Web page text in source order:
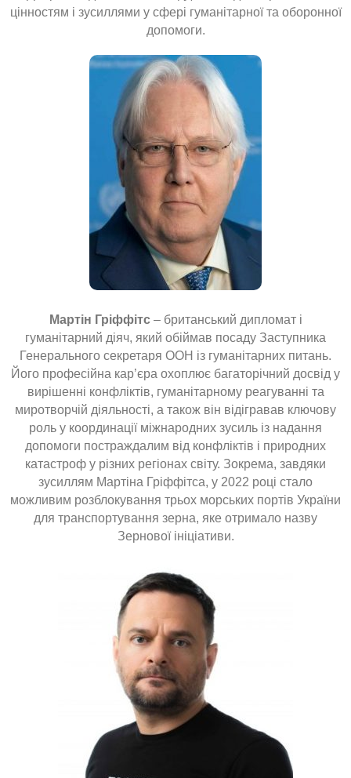
цінностям і зусиллями у сфері гуманітарної та оборонної
допомоги.
Мартін Гріффітс– британський дипломат і
гуманітарний діяч, який обіймав посаду Заступника
Генерального секретаря ООН із гуманітарних питань.
Його професійна кар’єра охоплює багаторічний досвід у
вирішенні конфліктів, гуманітарному реагуванні та
миротворчій діяльності, а також він відігравав ключову
роль у координації міжнародних зусиль із надання
допомоги постраждалим від конфліктів і природних
катастроф у різних регіонах світу. Зокрема, завдяки
зусиллям Мартіна Гріффітса, у 2022 році стало
можливим розблокування трьох морських портів України
для транспортування зерна, яке отримало назву
Зернової ініціативи.